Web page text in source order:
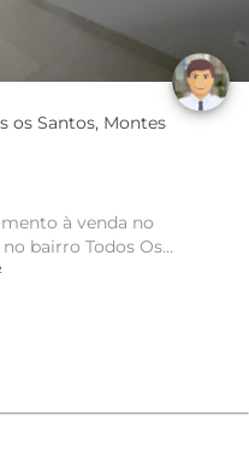
os Santos, Montes
à venda no
bairro Todos Os